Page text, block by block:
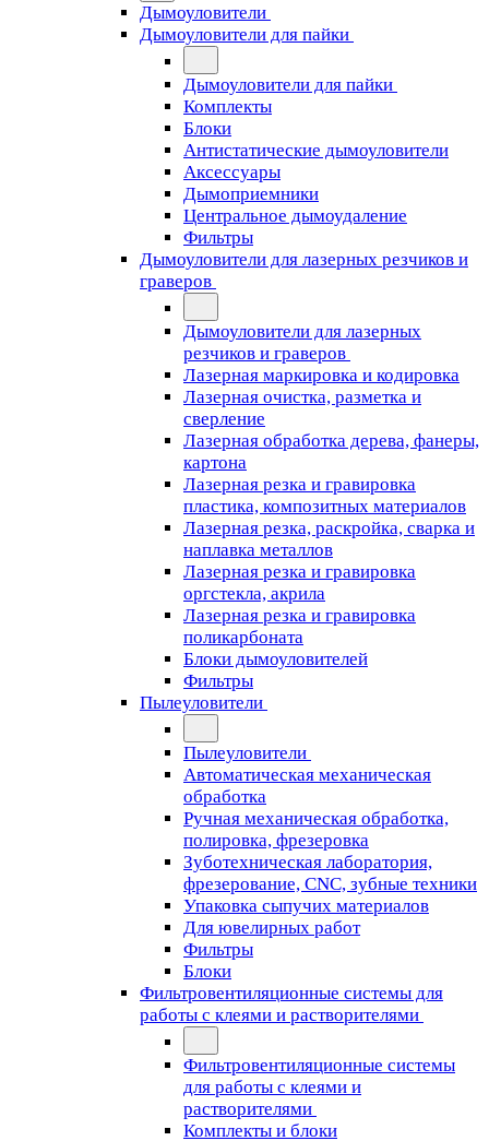
Дымоуловители
Дымоуловители для пайки
Дымоуловители для пайки
Комплекты
Блоки
Антистатические дымоуловители
Аксессуары
Дымоприемники
Центральное дымоудаление
Фильтры
Дымоуловители для лазерных резчиков и
граверов
Дымоуловители для лазерных
резчиков и граверов
Лазерная маркировка и кодировка
Лазерная очистка, разметка и
сверление
Лазерная обработка дерева, фанеры,
картона
Лазерная резка и гравировка
пластика, композитных материалов
Лазерная резка, раскройка, сварка и
наплавка металлов
Лазерная резка и гравировка
оргстекла, акрила
Лазерная резка и гравировка
поликарбоната
Блоки дымоуловителей
Фильтры
Пылеуловители
Пылеуловители
Автоматическая механическая
обработка
Ручная механическая обработка,
полировка, фрезеровка
Зуботехническая лаборатория,
фрезерование, CNC, зубные техники
Упаковка сыпучих материалов
Для ювелирных работ
Фильтры
Блоки
Фильтровентиляционные системы для
работы с клеями и растворителями
Фильтровентиляционные системы
для работы с клеями и
растворителями
Комплекты и блоки